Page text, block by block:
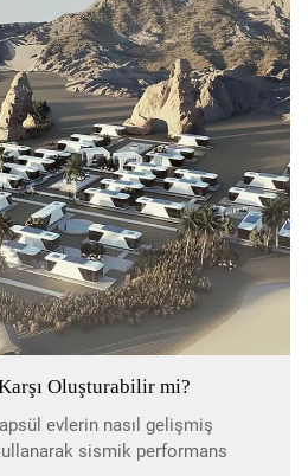
Oluşturabilir mi?
evlerin nasıl gelişmiş
sismik performans